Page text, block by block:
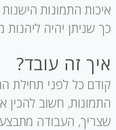
איכות התמונות
כך שניתן יהיה ליהנות
איך זה עובד?
קודם כל לפני תחילת
התמונות, חשוב להכין
שצריך, העבודה